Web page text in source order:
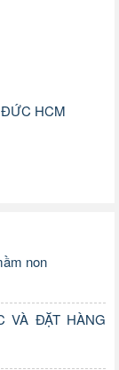
HCM
non
VÀ ĐẶT HÀNG